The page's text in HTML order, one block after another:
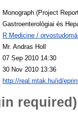
Monograph (Project
Gastroenterológiai és
R Medicine /
Mr. Andras Holl
07 Sep 2010 14:30
30 Nov 2010 13:36
http://real.mtak.hu/id/
required)